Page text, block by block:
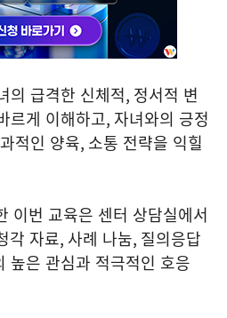
의 급격한 신체적, 정서적 변
르게 이해하고,자녀와의 긍정
적인 양육, 소통 전략을 익힐
이번 교육은 센터 상담실에서
각 자료, 사례 나눔, 질의응답
높은 관심과 적극적인 호응